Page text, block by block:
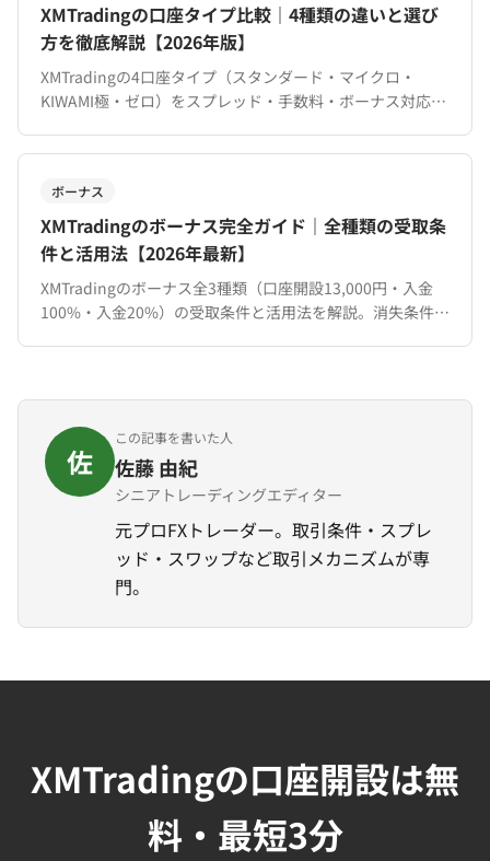
XMTradingの口座タイプ比較｜4種類の違いと選び
方を徹底解説【2026年版】
XMTradingの4口座タイプ（スタンダード・マイクロ・
KIWAMI極・ゼロ）をスプレッド・手数料・ボーナス対応で
ボーナス
XMTradingのボーナス完全ガイド｜全種類の受取条
件と活用法【2026年最新】
XMTradingのボーナス全3種類（口座開設13,000円・入金
100%・入金20%）の受取条件と活用法を解説。消失条件や
佐
この記事を書いた人
佐藤 由紀
シニアトレーディングエディター
元プロFXトレーダー。取引条件・スプレ
ッド・スワップなど取引メカニズムが専
門。
XMTradingの口座開設は無
料・最短3分